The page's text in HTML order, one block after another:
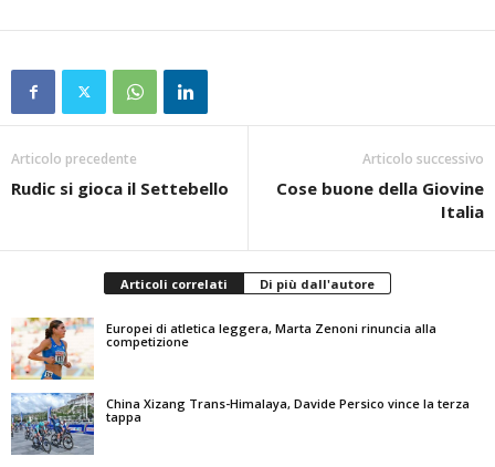
Articolo precedente
Rudic si gioca il Settebello
Articolo successivo
Cose buone della Giovine
Italia
Articoli correlati Di più dall'autore
Europei di atletica leggera, Marta Zenoni rinuncia alla
competizione
China Xizang Trans-Himalaya, Davide Persico vince la terza
tappa